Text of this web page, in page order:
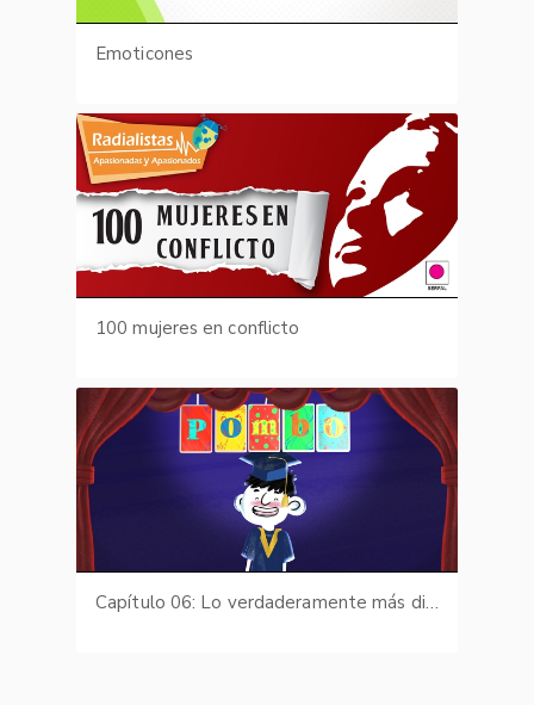
Emoticones
100 mujeres en conflicto
Capítulo 06: Lo verdaderamente más difícil